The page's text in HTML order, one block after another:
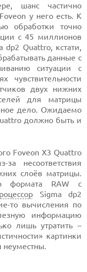
шанс частично
у него есть. К
обработки точно
с 45 миллионов
dp2 Quattro, кстати,
данные с
ситуации с
чувствительности
двух нижних
для матрицы
дело. Ожидаемо
должно быть и
Foveon X3 Quattro
несоответствия
слоёв матрицы.
формата RAW с
Sigma dp2
то вычисления по
информацию
лишь утратить –
картинки
неуместны.